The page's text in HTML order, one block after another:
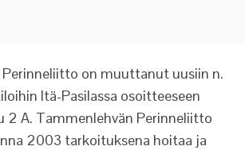
on muuttanut uusiin n.
Itä-Pasilassa osoitteeseen
2 A. Tammenlehvän Perinneliitto
2003 tarkoituksena hoitaa ja